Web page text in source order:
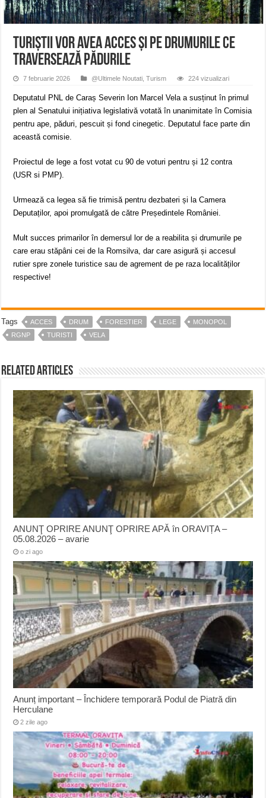
ANUNȚ OPRIRE APĂ în Reșița, cartier Țerova – avarie – 04.08.2026
ANUNȚ OPRIRE APĂ în Reșița – avarie – 03.08.2026 – Calea Caransebeșului
Turiștii vor avea acces și pe drumurile ce
traversează pădurile
7 februarie 2026 @Ultimele Noutati ,Turism 224 vizualizari
Deputatul PNL de Caraș Severin Ion Marcel Vela a susținut în primul
plen al Senatului inițiativa legislativă votată în unanimitate în Comisia
pentru ape, păduri, pescuit și fond cinegetic. Deputatul face parte din
această comisie.
Proiectul de lege a fost votat cu 90 de voturi pentru și 12 contra
(USR si PMP).
Urmează ca legea să fie trimisă pentru dezbateri și la Camera
Deputaților, apoi promulgată de către Președintele României.
Mult succes primarilor în demersul lor de a reabilita și drumurile pe
care erau stăpâni cei de la Romsilva, dar care asigură și accesul
rutier spre zonele turistice sau de agrement de pe raza localităților
respective!
Tags ACCES DRUM FORESTIER LEGE
MONOPOL
RGNP
TURISTI VELA
Related Articles
ANUNŢ OPRIRE ANUNŢ OPRIRE APĂ în ORAVIȚA –
05.08.2026 – avarie
o zi ago
Anunț important – Închidere temporară Podul de Piatră din
Herculane
2 zile ago